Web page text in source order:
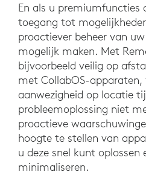
En als u
toegang tot
proactiever beheer van
mogelijk maken. Met
bijvoorbeeld veilig op
met CollabOS-
aanwezigheid op locatie
probleemoplossing niet
proactieve
hoogte te stellen van
u deze snel kunt
minimaliseren.